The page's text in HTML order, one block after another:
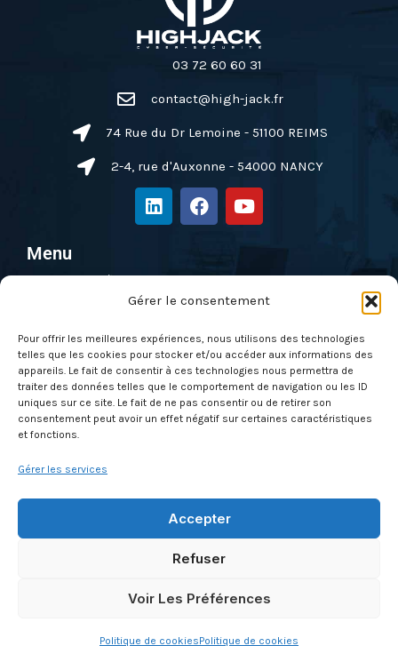
Gérer le consentement
Pour offrir les meilleures expériences, nous utilisons des technologies
telles que les cookies pour stocker et/ou accéder aux informations des
appareils. Le fait de consentir à ces technologies nous permettra de
traiter des données telles que le comportement de navigation ou les ID
uniques sur ce site. Le fait de ne pas consentir ou de retirer son
consentement peut avoir un effet négatif sur certaines caractéristiques
et fonctions.
Gérer les services
Accepter
Refuser
Voir Les Préférences
Politique de cookiesPolitique de cookies
03 72 60 60 31
contact@high-jack.fr
74 Rue du Dr Lemoine - 51100 REIMS
2-4, rue d'Auxonne - 54000 NANCY
L
i
n
i
F
a
c
o
Y
o
u
t
e
Menu
Pentest & Audit
Formations
Nos évènements
Qui sommes-nous ?
Actus
Contactez-nous
Politique de cookies (UE)
Conditions générales des ventes